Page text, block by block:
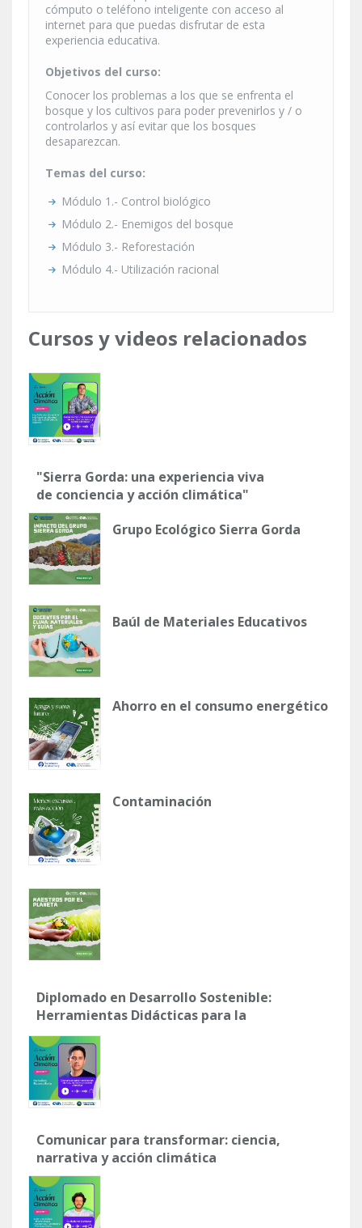
cómputo o teléfono inteligente con acceso al
internet para que puedas disfrutar de esta
experiencia educativa.
Objetivos del curso:
Conocer los problemas a los que se enfrenta el
bosque y los cultivos para poder prevenirlos y / o
controlarlos y así evitar que los bosques
desaparezcan.
Temas del curso:
Módulo 1.- Control biológico
Módulo 2.- Enemigos del bosque
Módulo 3.- Reforestación
Módulo 4.- Utilización racional
Cursos y videos relacionados
"Sierra Gorda: una experiencia viva
de conciencia y acción climática"
Grupo Ecológico Sierra Gorda
Baúl de Materiales Educativos
Ahorro en el consumo energético
Contaminación
Diplomado en Desarrollo Sostenible:
Herramientas Didácticas para la
Acción Climática
Comunicar para transformar: ciencia,
narrativa y acción climática